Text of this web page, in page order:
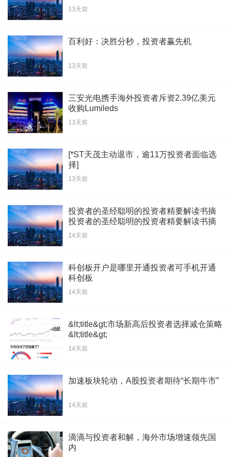
13天前
百利好：决胜分秒，投资者赢先机
13天前
三安光电携手海外投资者斥资2.39亿美元
收购Lumileds
13天前
[*ST天茂主动退市，逾11万投资者面临选
择]
13天前
投资者的圣经聪明的投资者精要解读书摘
投资者的圣经聪明的投资者精要解读书摘
14天前
科创板开户是哪里开通投资者可手机开通
科创板
14天前
&lt;title&gt;市场新高后投资者选择减仓策略
&lt;title&gt;
14天前
加速板块轮动，A股投资者期待“长期牛市”
14天前
滴滴与投资者和解，海外市场增速领先国
内